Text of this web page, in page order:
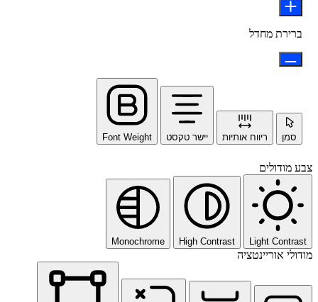
ברירת מחדל
סמן ריווח אותיות יישר טקסט Font Weight
צבע מודולים
Light Contrast
High Contrast
Monochrome
מודולי אוריינטציה